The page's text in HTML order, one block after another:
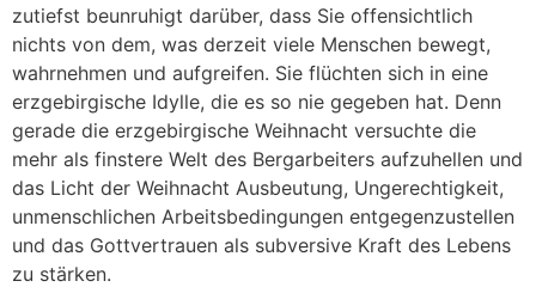
zutiefst beunruhigt darüber, dass Sie offensichtlich
nichts von dem, was derzeit viele Menschen bewegt,
wahrnehmen und aufgreifen. Sie flüchten sich in eine
erzgebirgische Idylle, die es so nie gegeben hat. Denn
gerade die erzgebirgische Weihnacht versuchte die
mehr als finstere Welt des Bergarbeiters aufzuhellen und
das Licht der Weihnacht Ausbeutung, Ungerechtigkeit,
unmenschlichen Arbeitsbedingungen entgegenzustellen
und das Gottvertrauen als subversive Kraft des Lebens
zu stärken.